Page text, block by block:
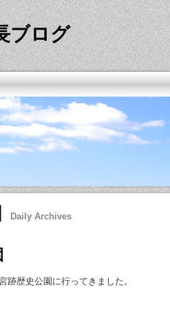
ブログ
Daily Archives
跡歴史公園に行ってきました。